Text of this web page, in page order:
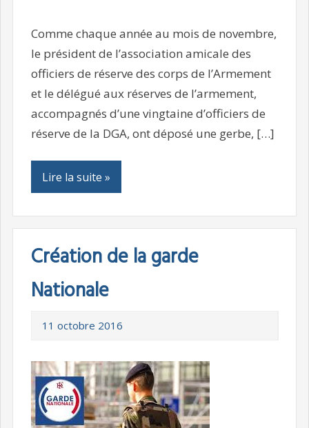
Comme chaque année au mois de novembre,
le président de l’association amicale des
officiers de réserve des corps de l’Armement
et le délégué aux réserves de l’armement,
accompagnés d’une vingtaine d’officiers de
réserve de la DGA, ont déposé une gerbe, […]
Lire la suite »
Création de la garde
Nationale
11 octobre 2016